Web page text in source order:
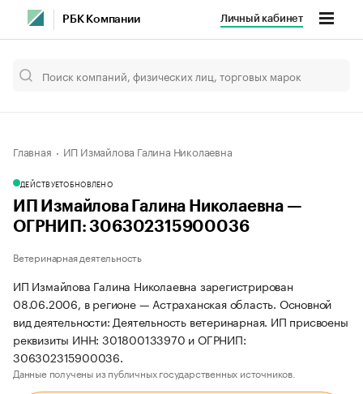
РБК Компании Личный кабинет
Главная ИП Измайлова Галина Николаевна
ДЕЙСТВУЕТОБНОВЛЕНО
ИП Измайлова Галина Николаевна —
ОГРНИП: 306302315900036
Ветеринарная деятельность
ИП Измайлова Галина Николаевна зарегистрирован
08.06.2006, в регионе — Астраханская область. Основной
вид деятельности: Деятельность ветеринарная. ИП присвоены
реквизиты ИНН: 301800133970 и ОГРНИП:
306302315900036.
Данные получены из публичных государственных источников.